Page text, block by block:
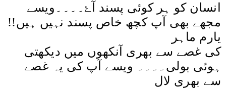
انسان کو ہر کوئی پسند آۓ۔۔۔۔ویسے
مجھے بھی آپ کچھ خاص پسند نہیں ہیں!!
یارم ماہر
کی غصے سے بھری آنکھوں میں دیکھتی
ہوئی بولی۔۔۔۔ ویسے آپ کی یہ غصے
سے بھری لال